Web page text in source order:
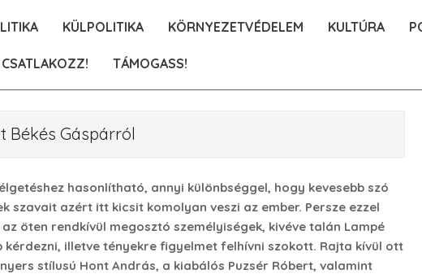
KÜLPOLITIKA KÖRNYEZETVÉDELEM KULTÚRA
CSATLAKOZZ! TÁMOGASS!
Békés Gáspárról
hasonlítható, annyi különbséggel, hogy kevesebb szó
szavait azért itt kicsit komolyan veszi az ember. Persze ezzel
öten rendkívül megosztó személyiségek, kivéve talán Lampé
kérdezni, illetve tényekre figyelmet felhívni szokott. Rajta kívül ott
stílusú Hont András, a kiabálós Puzsér Róbert, valamint